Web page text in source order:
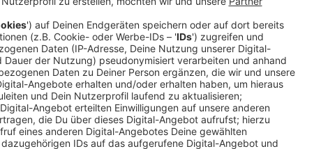
Kaputte Straßenlaterne und dunkle Orte
Anzeige
Angsträume in unserer Stadt bekämpfen ist wichtig – der
ist der falsche Ort dafür. Zu diesem Schluss ist die Stadtpolitik
hatte die Frage aufgeworfen, ob eine Kategorie für
aufgenommen werden sollte. Dort können wir ganz einfach